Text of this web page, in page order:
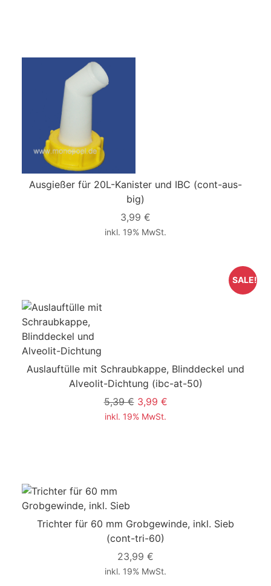
Ausgießer für 20L-Kanister und IBC (cont-aus-
big)
3,99 €
inkl. 19% MwSt.
Auslauftülle mit Schraubkappe, Blinddeckel und
Alveolit-Dichtung (ibc-at-50)
5,39 € 3,99 €
inkl. 19% MwSt.
SALE!
Trichter für 60 mm Grobgewinde, inkl. Sieb
(cont-tri-60)
23,99 €
inkl. 19% MwSt.